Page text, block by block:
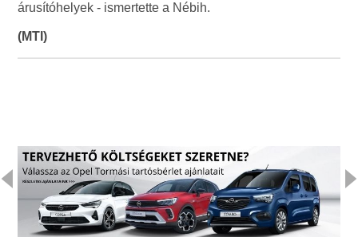
árusítóhelyek - ismertette a Nébih.
(MTI)